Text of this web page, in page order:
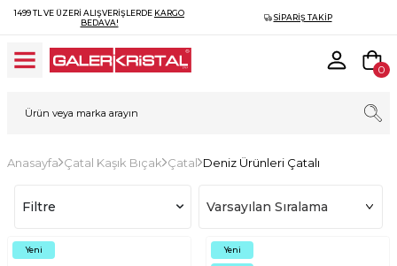
1499 TL VE ÜZERI ALIŞVERIŞLERDE KARGO
BEDAVA!
SIPARIŞ TAKIP
0
Anasayfa Çatal Kaşık Bıçak Çatal Deniz Ürünleri Çatalı
Filtre
Yeni Yeni